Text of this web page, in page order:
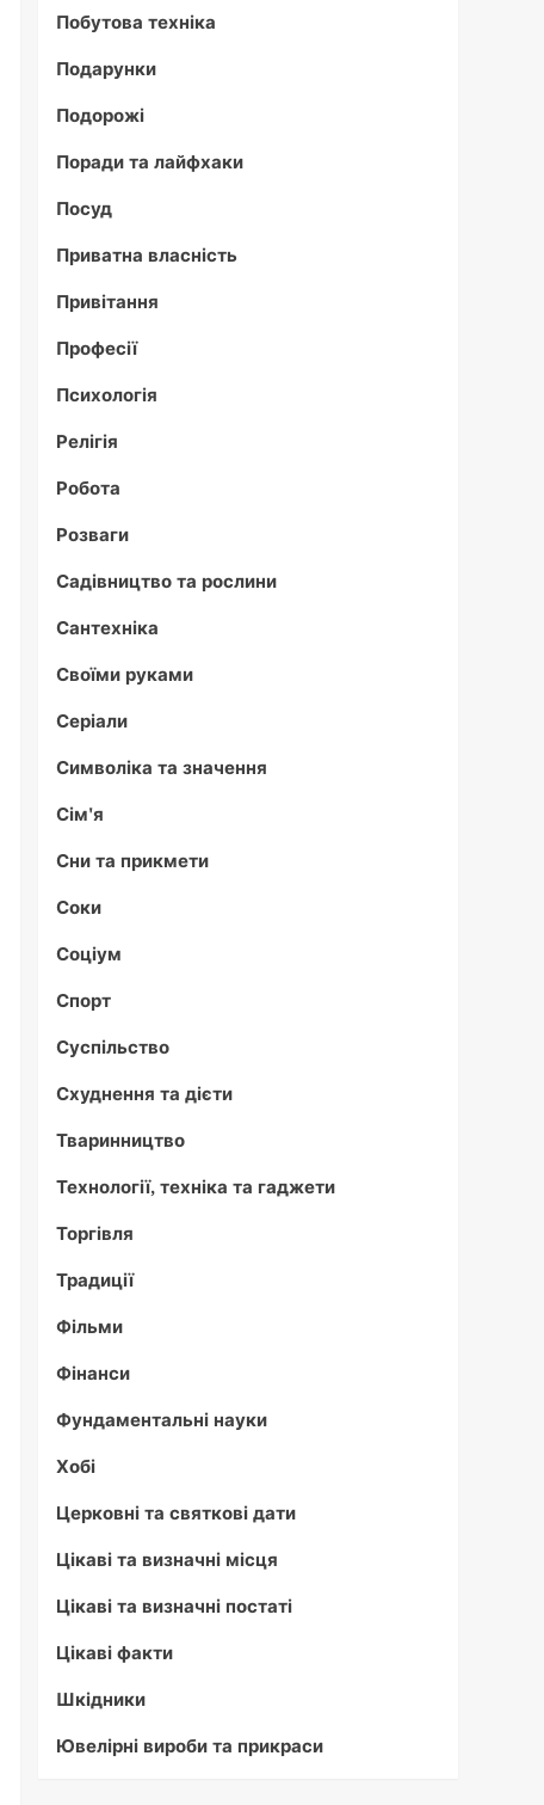
Побутова техніка
Подарунки
Подорожі
Поради та лайфхаки
Посуд
Приватна власність
Привітання
Професії
Психологія
Релігія
Робота
Розваги
Садівництво та рослини
Сантехніка
Своїми руками
Серіали
Символіка та значення
Сім'я
Сни та прикмети
Соки
Соціум
Спорт
Суспільство
Схуднення та дієти
Тваринництво
Технології, техніка та гаджети
Торгівля
Традиції
Фільми
Фінанси
Фундаментальні науки
Хобі
Церковні та святкові дати
Цікаві та визначні місця
Цікаві та визначні постаті
Цікаві факти
Шкідники
Ювелірні вироби та прикраси